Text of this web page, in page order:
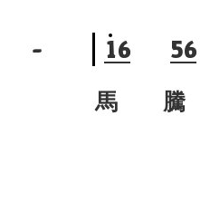
- 16 56
馬 騰